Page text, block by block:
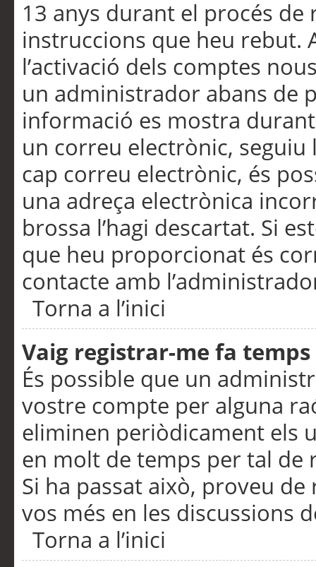
13 anys durant el procés de
instruccions que heu rebut.
l’activació dels comptes
un administrador abans de
informació es mostra
un correu electrònic,
cap correu electrònic, és
una adreça electrònica
brossa l’hagi descartat. Si
que heu proporcionat és
contacte amb
Torna a l’inici
Vaig registrar-me fa
És possible que un
vostre compte per alguna
eliminen periòdicament els
en molt de temps per tal de
Si ha passat això, proveu
vos més en les discussions
Torna a l’inici